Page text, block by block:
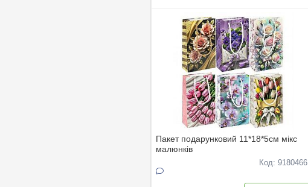
Пакет подарунковий 11*18*5см мiкс
малюнкiв
Код: 9180466